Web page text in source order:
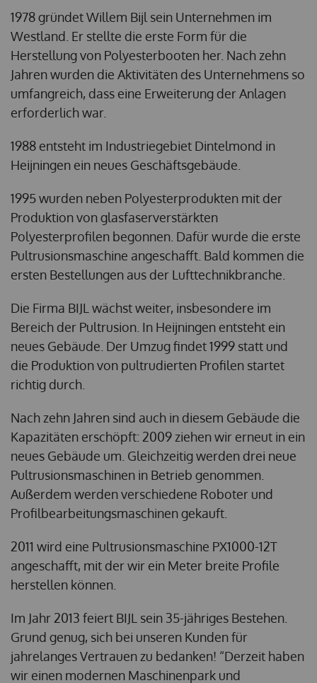
1978 gründet Willem Bijl sein Unternehmen im
Westland. Er stellte die erste Form für die
Herstellung von Polyesterbooten her. Nach zehn
Jahren wurden die Aktivitäten des Unternehmens so
umfangreich, dass eine Erweiterung der Anlagen
erforderlich war.
1988 entsteht im Industriegebiet Dintelmond in
Heijningen ein neues Geschäftsgebäude.
1995 wurden neben Polyesterprodukten mit der
Produktion von glasfaserverstärkten
Polyesterprofilen begonnen. Dafür wurde die erste
Pultrusionsmaschine angeschafft. Bald kommen die
ersten Bestellungen aus der Lufttechnikbranche.
Die Firma BIJL wächst weiter, insbesondere im
Bereich der Pultrusion. In Heijningen entsteht ein
neues Gebäude. Der Umzug findet 1999 statt und
die Produktion von pultrudierten Profilen startet
richtig durch.
Nach zehn Jahren sind auch in diesem Gebäude die
Kapazitäten erschöpft: 2009 ziehen wir erneut in ein
neues Gebäude um. Gleichzeitig werden drei neue
Pultrusionsmaschinen in Betrieb genommen.
Außerdem werden verschiedene Roboter und
Profilbearbeitungsmaschinen gekauft.
2011 wird eine Pultrusionsmaschine PX1000-12T
angeschafft, mit der wir ein Meter breite Profile
herstellen können.
Im Jahr 2013 feiert BIJL sein 35-jähriges Bestehen.
Grund genug, sich bei unseren Kunden für
jahrelanges Vertrauen zu bedanken! “Derzeit haben
wir einen modernen Maschinenpark und